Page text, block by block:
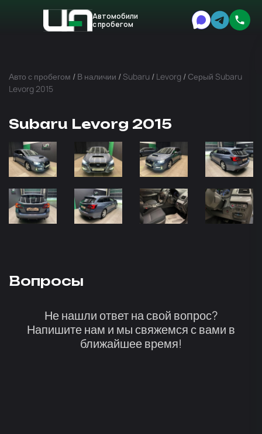
Автомобили
с пробегом
Авто с пробегом / В наличии /Subaru / Levorg / Серый Subaru
Levorg 2015
Subaru Levorg 2015
Вопросы
Не нашли ответ на свой вопрос?
Напишите нам и мы свяжемся с вами в
ближайшее время!